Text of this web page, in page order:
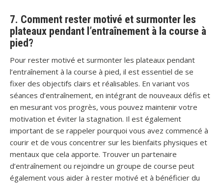
7. Comment rester motivé et surmonter les
plateaux pendant l’entraînement à la course à
pied?
Pour rester motivé et surmonter les plateaux pendant
l’entraînement à la course à pied, il est essentiel de se
fixer des objectifs clairs et réalisables. En variant vos
séances d’entraînement, en intégrant de nouveaux défis et
en mesurant vos progrès, vous pouvez maintenir votre
motivation et éviter la stagnation. Il est également
important de se rappeler pourquoi vous avez commencé à
courir et de vous concentrer sur les bienfaits physiques et
mentaux que cela apporte. Trouver un partenaire
d’entraînement ou rejoindre un groupe de course peut
également vous aider à rester motivé et à bénéficier du